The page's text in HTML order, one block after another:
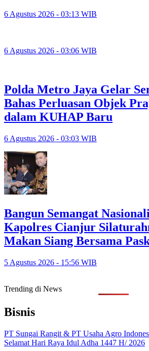
6 Agustus 2026 - 03:13 WIB
6 Agustus 2026 - 03:06 WIB
Polda Metro Jaya Gelar
Bahas Perluasan Objek
dalam KUHAP Baru
6 Agustus 2026 - 03:03 WIB
Bangun Semangat
Kapolres Cianjur
Makan Siang Bersama
5 Agustus 2026 - 15:56 WIB
Trending di News
Bisnis
PT Sungai Rangit & PT Usaha Agro
Selamat Hari Raya Idul Adha 1447 H/ 2026